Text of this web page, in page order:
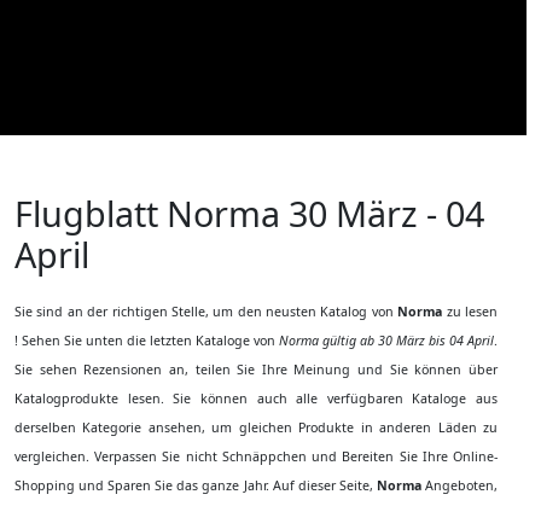
Flugblatt Norma 30 März - 04
April
Sie sind an der richtigen Stelle, um den neusten Katalog von Norma zu lesen
! Sehen Sie unten die letzten Kataloge von Norma gültig ab 30 März bis 04 April.
Sie sehen Rezensionen an, teilen Sie Ihre Meinung und Sie können über
Katalogprodukte lesen. Sie können auch alle verfügbaren Kataloge aus
derselben Kategorie ansehen, um gleichen Produkte in anderen Läden zu
vergleichen. Verpassen Sie nicht Schnäppchen und Bereiten Sie Ihre Online-
Shopping und Sparen Sie das ganze Jahr. Auf dieser Seite, NormaAngeboten,